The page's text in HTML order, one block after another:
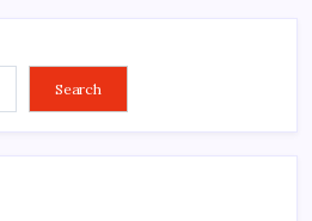
Search